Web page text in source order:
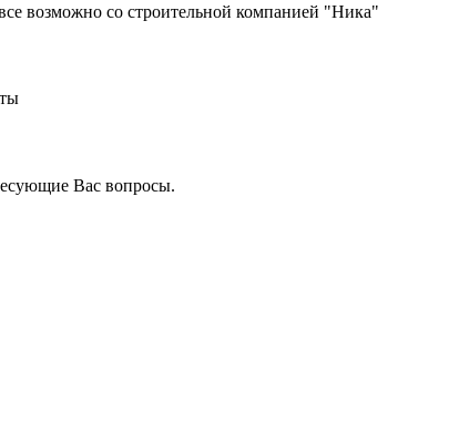
возможно со строительной компанией "Ника"
Вас вопросы.